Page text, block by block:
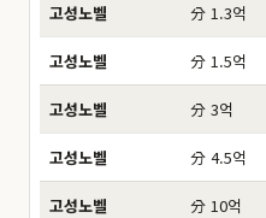
고성노벨 分 1.3억
고성노벨 分 1.5억
고성노벨 分 3억
고성노벨 分 4.5억
고성노벨 分 10억